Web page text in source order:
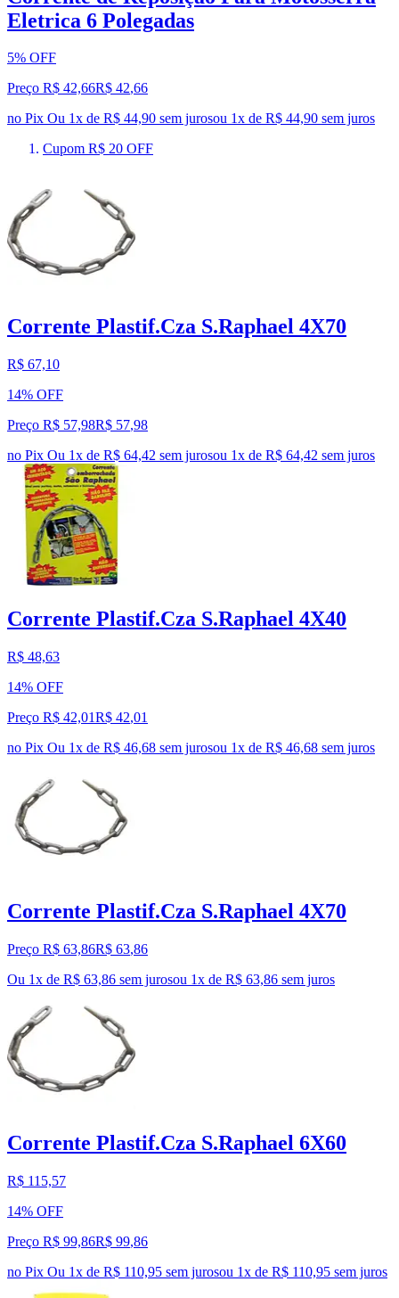
Eletrica 6 Polegadas
5% OFF
Preço R$ 42,66R$ 42,66
no Pix Ou 1x de R$ 44,90 sem jurosou 1x de R$ 44,90 sem juros
Cupom R$ 20 OFF
Corrente Plastif.Cza S.Raphael 4X70
R$ 67,10
14% OFF
Preço R$ 57,98R$ 57,98
no Pix Ou 1x de R$ 64,42 sem jurosou 1x de R$ 64,42 sem juros
Corrente Plastif.Cza S.Raphael 4X40
R$ 48,63
14% OFF
Preço R$ 42,01R$ 42,01
no Pix Ou 1x de R$ 46,68 sem jurosou 1x de R$ 46,68 sem juros
Corrente Plastif.Cza S.Raphael 4X70
Preço R$ 63,86R$ 63,86
Ou 1x de R$ 63,86 sem jurosou 1x de R$ 63,86 sem juros
Corrente Plastif.Cza S.Raphael 6X60
R$ 115,57
14% OFF
Preço R$ 99,86R$ 99,86
no Pix Ou 1x de R$ 110,95 sem jurosou 1x de R$ 110,95 sem juros